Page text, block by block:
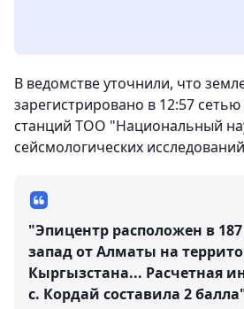
В ведомстве уточнили, что
зарегистрировано в 12:57
станций ТОО "Национальный
сейсмологических
"Эпицентр расположен в
запад от Алматы на
Кыргызстана... Расчетная
с. Кордай составила 2